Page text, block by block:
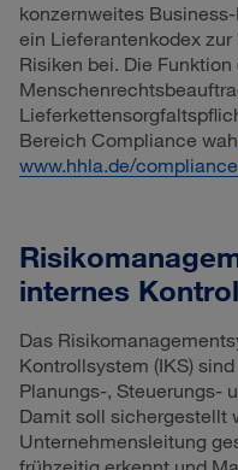
konzernweites
ein Lieferantenkodex
Risiken bei. Die Funktion
Bereich Compliance
www.hhla.de/compliance
internes
Das
Kontrollsystem (IKS)
Planungs-, Steuerungs-
Damit soll sichergestellt
Unternehmensleitung